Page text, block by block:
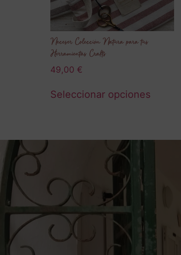
Neceser Colección Natura para tus
Herramientas Crafts
49,00 €
Seleccionar opciones